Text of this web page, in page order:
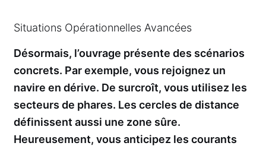
Situations Opérationnelles Avancées
Désormais, l’ouvrage présente des scénarios
concrets. Par exemple, vous rejoignez un
navire en dérive. De surcroît, vous utilisez les
secteurs de phares. Les cercles de distance
définissent aussi une zone sûre.
Heureusement, vous anticipez les courants